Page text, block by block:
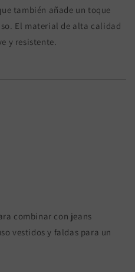
también añade un toque
El material de alta calidad
y resistente.
combinar con jeans
vestidos y faldas para un